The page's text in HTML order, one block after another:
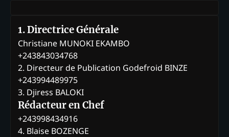
1. Directrice Générale
Christiane MUNOKI EKAMBO
+243843034768
2. Directeur de Publication Godefroid BINZE
+243994489975
3. Djiress BALOKI
Rédacteur en Chef
+243998434916
4. Blaise BOZENGE